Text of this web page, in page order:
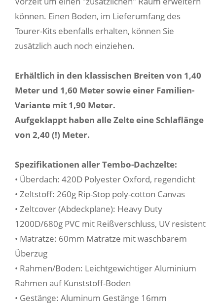
können. Einen Boden, im Lieferumfang des
Tourer-Kits ebenfalls erhalten, können Sie
zusätzlich auch noch einziehen.
Erhältlich in den klassischen Breiten von 1,40
Meter und 1,60 Meter sowie einer Familien-
Variante mit 1,90 Meter.
Aufgeklappt haben alle Zelte eine Schlaflänge
von 2,40 (!) Meter.
Spezifikationen aller Tembo-Dachzelte:
• Überdach: 420D Polyester Oxford, regendicht
• Zeltstoff: 260g Rip-Stop poly-cotton Canvas
• Zeltcover (Abdeckplane): Heavy Duty
1200D/680g PVC mit Reißverschluss, UV resistent
• Matratze: 60mm Matratze mit waschbarem
Überzug
• Rahmen/Boden: Leichtgewichtiger Aluminium
Rahmen auf Kunststoff-Boden
• Gestänge: Aluminum Gestänge 16mm